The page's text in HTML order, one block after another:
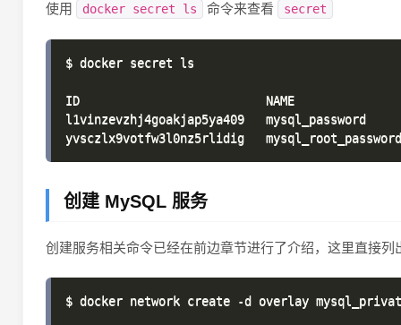
使用 docker secret ls 命令来查看 secret
$ docker secret ls
ID                          NAME
l1vinzevzhj4goakjap5ya409   mysql_password
创建 MySQL 服务
创建服务相关命令已经在前边章节进行了介绍，这里直接列
$ docker network create -d overlay